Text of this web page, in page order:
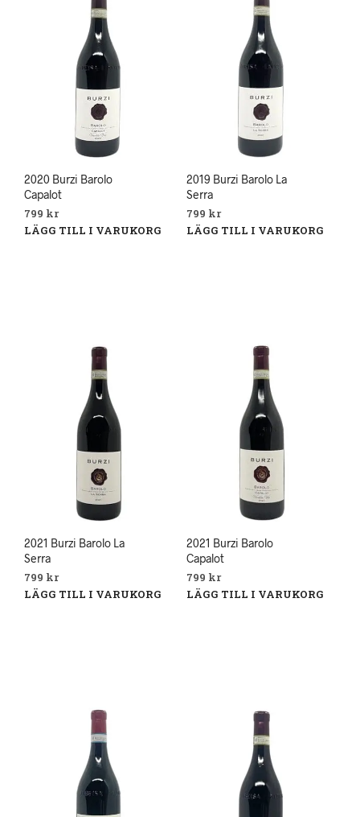
2020 Burzi Barolo
Capalot
799 kr
LÄGG TILL I VARUKORG
2019 Burzi Barolo La
Serra
799 kr
LÄGG TILL I VARUKORG
2021 Burzi Barolo La
Serra
799 kr
LÄGG TILL I VARUKORG
2021 Burzi Barolo
Capalot
799 kr
LÄGG TILL I VARUKORG